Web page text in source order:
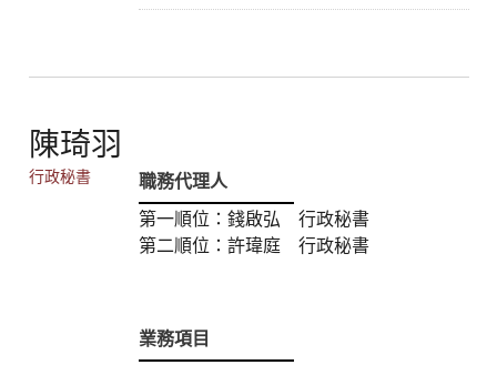
陳琦羽
行政秘書
職務代理人
第一順位：錢啟弘 行政秘書
第二順位：許瑋庭 行政秘書
業務項目